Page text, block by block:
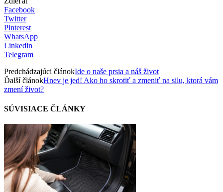
Facebook
Twitter
Pinterest
WhatsApp
Linkedin
Telegram
Predchádzajúci článokIde o naše prsia a náš život
Ďalší článokHnev je jed! Ako ho skrotiť a zmeniť na silu, ktorá vám
zmení život?
SÚVISIACE ČLÁNKY